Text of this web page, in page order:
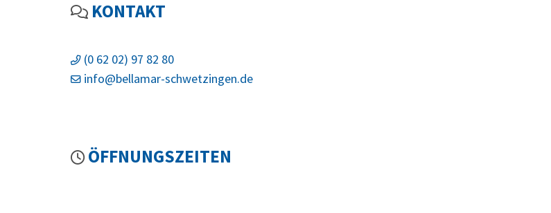
KONTAKT
(0 62 02) 97 82 80
info@bellamar-schwetzingen.de
ÖFFNUNGSZEITEN